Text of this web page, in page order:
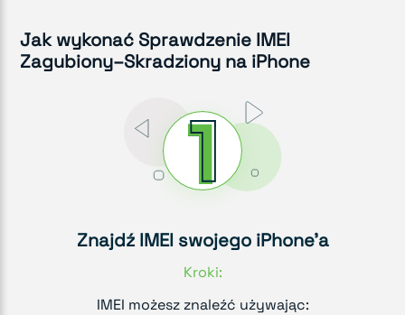
Jak wykonać Sprawdzenie IMEI
Zagubiony–Skradziony na iPhone
Znajdź IMEI swojego iPhone'a
Kroki:
IMEI możesz znaleźć używając: